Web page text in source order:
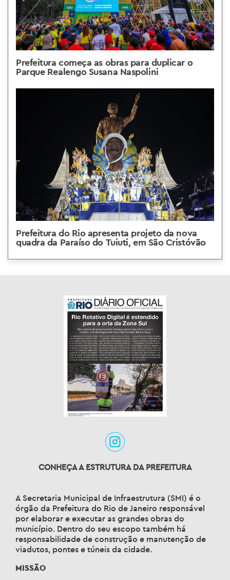
Prefeitura começa as obras para duplicar o
Parque Realengo Susana Naspolini
Prefeitura do Rio apresenta projeto da nova
quadra da Paraíso do Tuiuti, em São Cristóvão
CONHEÇA A ESTRUTURA DA PREFEITURA
A Secretaria Municipal de Infraestrutura (SMI) é o
órgão da Prefeitura do Rio de Janeiro responsável
por elaborar e executar as grandes obras do
município. Dentro do seu escopo também há
responsabilidade de construção e manutenção de
viadutos, pontes e túneis da cidade.
MISSÃO